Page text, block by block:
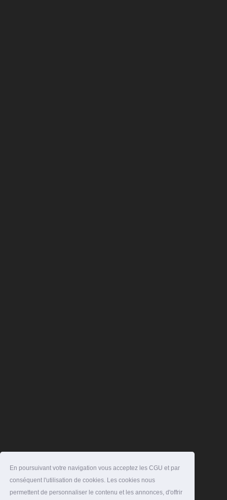
En poursuivant votre navigation vous acceptez les CGU et par
conséquent l'utilisation de cookies. Les cookies nous
permettent de personnaliser le contenu et les annonces, d'offrir